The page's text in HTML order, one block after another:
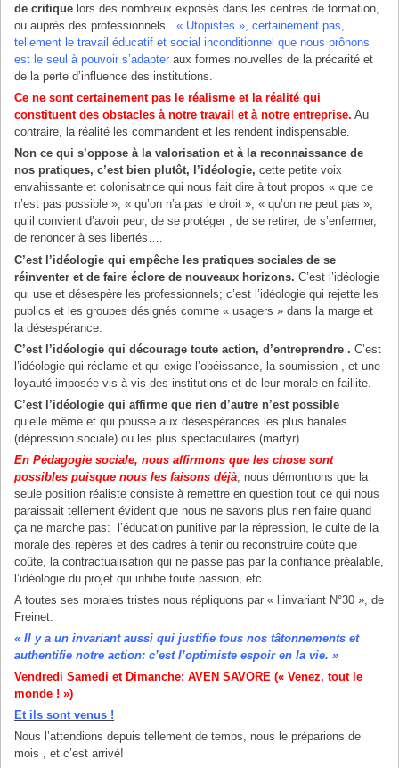
de critique lors des nombreux exposés dans les centres de formation,
ou auprès des professionnels.« Utopistes », certainement pas,
tellement le travail éducatif et social inconditionnel que nous prônons
est le seul à pouvoir s’adapter aux formes nouvelles de la précarité et
de la perte d’influence des institutions.
Ce ne sont certainement pas le réalisme et la réalité qui
constituent des obstacles à notre travail et à notre entreprise. Au
contraire, la réalité les commandent et les rendent indispensable.
Non ce qui s’oppose à la valorisation et à la reconnaissance de
nos pratiques, c’est bien plutôt, l’idéologie, cette petite voix
envahissante et colonisatrice qui nous fait dire à tout propos « que ce
n’est pas possible », « qu’on n’a pas le droit », « qu’on ne peut pas »,
qu’il convient d’avoir peur, de se protéger , de se retirer, de s’enfermer,
de renoncer à ses libertés….
C’est l’idéologie qui empêche les pratiques sociales de se
réinventer et de faire éclore de nouveaux horizons. C’est l’idéologie
qui use et désespère les professionnels; c’est l’idéologie qui rejette les
publics et les groupes désignés comme « usagers » dans la marge et
la désespérance.
C’est l’idéologie qui décourage toute action, d’entreprendre . C’est
l’idéologie qui réclame et qui exige l’obéissance, la soumission , et une
loyauté imposée vis à vis des institutions et de leur morale en faillite.
C’est l’idéologie qui affirme que rien d’autre n’est possible
qu’elle même et qui pousse aux désespérances les plus banales
(dépression sociale) ou les plus spectaculaires (martyr) .
En Pédagogie sociale, nous affirmons que les chose sont
possibles puisque nous les faisons déjà; nous démontrons que la
seule position réaliste consiste à remettre en question tout ce qui nous
paraissait tellement évident que nous ne savons plus rien faire quand
ça ne marche pas: l’éducation punitive par la répression, le culte de la
morale des repères et des cadres à tenir ou reconstruire coûte que
coûte, la contractualisation qui ne passe pas par la confiance préalable,
l’idéologie du projet qui inhibe toute passion, etc…
A toutes ses morales tristes nous répliquons par « l’invariant N°30 », de
Freinet:
« Il y a un invariant aussi qui justifie tous nos tâtonnements et
authentifie notre action: c’est l’optimiste espoir en la vie. »
Vendredi Samedi et Dimanche: AVEN SAVORE (« Venez, tout le
monde ! »)
Et ils sont venus !
Nous l’attendions depuis tellement de temps, nous le préparions de
mois , et c’est arrivé!